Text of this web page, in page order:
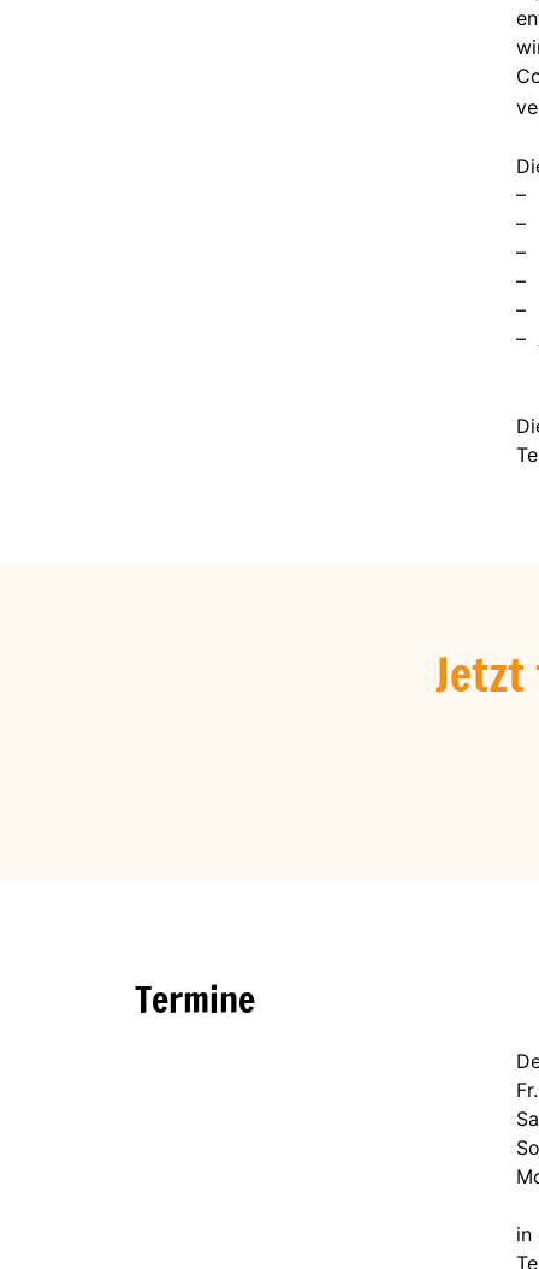
–
–
–
–
–
–
Jetzt
Termine
in